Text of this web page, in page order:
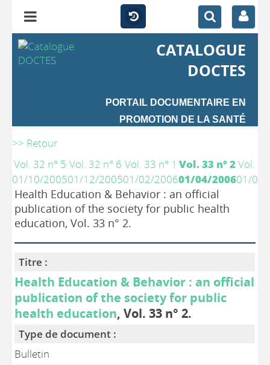
CATALOGUE
DOCTES
PORTAIL DOCUMENTAIRE EN
PROMOTION DE LA SANTÉ
>> Retour
Vol. 32 n° 5
01/10/2005
Vol. 32 n° 6
01/12/2005
Vol. 33 n° 1
01/02/2006
Vol. 33 n° 2
01/04/2006
Vol.
01/
Health Education & Behavior : an official
publication of the society for public health
education, Vol. 33 n° 2.
Titre :
Health Education & Behavior : an official
publication of the society for public
health education, Vol. 33 n° 2.
Type de document :
Bulletin